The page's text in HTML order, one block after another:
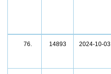
76. 14893 2024-10-03